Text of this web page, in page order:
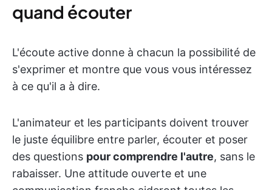
quand écouter
L'écoute active donne à chacun la possibilité de
s'exprimer et montre que vous vous intéressez
à ce qu'il a à dire.
L'animateur et les participants doivent trouver
le juste équilibre entre parler, écouter et poser
des questions pour comprendre l'autre, sans le
rabaisser. Une attitude ouverte et une